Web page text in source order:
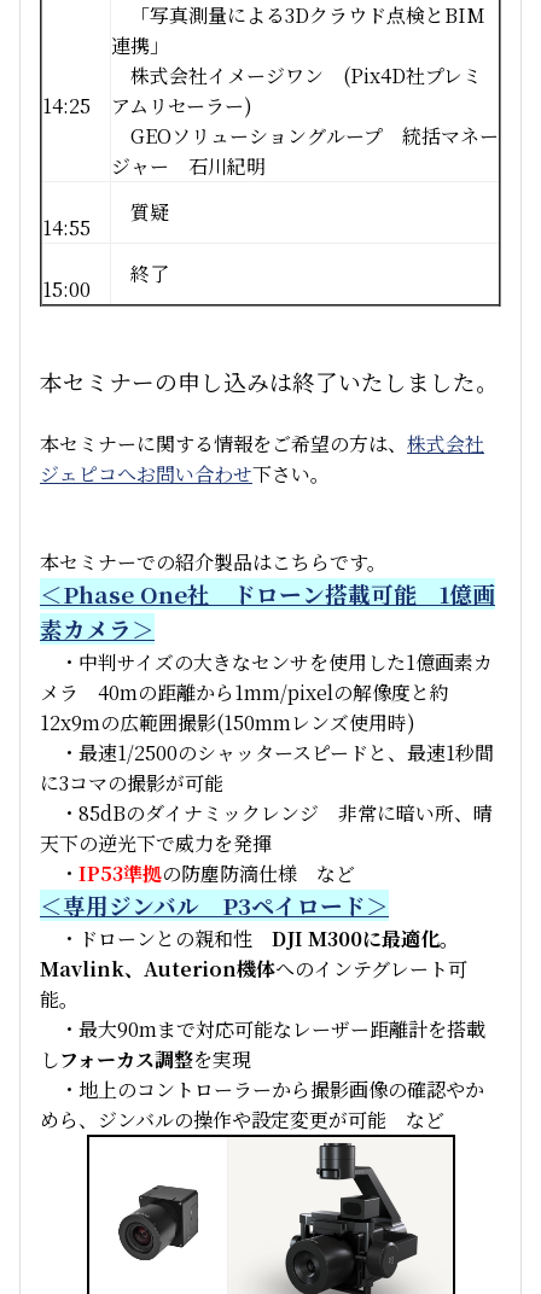
14:25
「写真測量による3Dクラウド点検とBIM
連携」
株式会社イメージワン (Pix4D社プレミ
アムリセーラー)
GEOソリューショングループ 統括マネー
ジャー 石川紀明
14:55
質疑
15:00
終了
本セミナーの申し込みは終了いたしました。
本セミナーに関する情報をご希望の方は、 株式会社
ジェピコへお問い合わせ下さい。
本セミナーでの紹介製品はこちらです。
＜Phase One社 ドローン搭載可能 1億画
素カメラ＞
・中判サイズの大きなセンサを使用した1億画素カ
メラ 40mの距離から1mm/pixelの解像度と約
12x9mの広範囲撮影(150mmレンズ使用時)
・最速1/2500のシャッタースピードと、最速1秒間
に3コマの撮影が可能
・85dBのダイナミックレンジ 非常に暗い所、晴
天下の逆光下で威力を発揮
・ IP53準拠の防塵防滴仕様 など
＜専用ジンバル P3ペイロード＞
・ドローンとの親和性 DJI M300に最適化。
Mavlink、Auterion機体へのインテグレート可
能。
・最大90mまで対応可能なレーザー距離計を搭載
しフォーカス調整を実現
・地上のコントローラーから撮影画像の確認やか
めら、ジンバルの操作や設定変更が可能 など